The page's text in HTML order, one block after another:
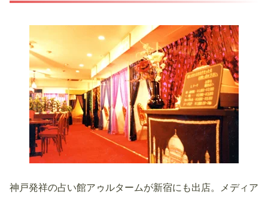
神戸発祥の占い館アゥルタームが新宿にも出店。メディア